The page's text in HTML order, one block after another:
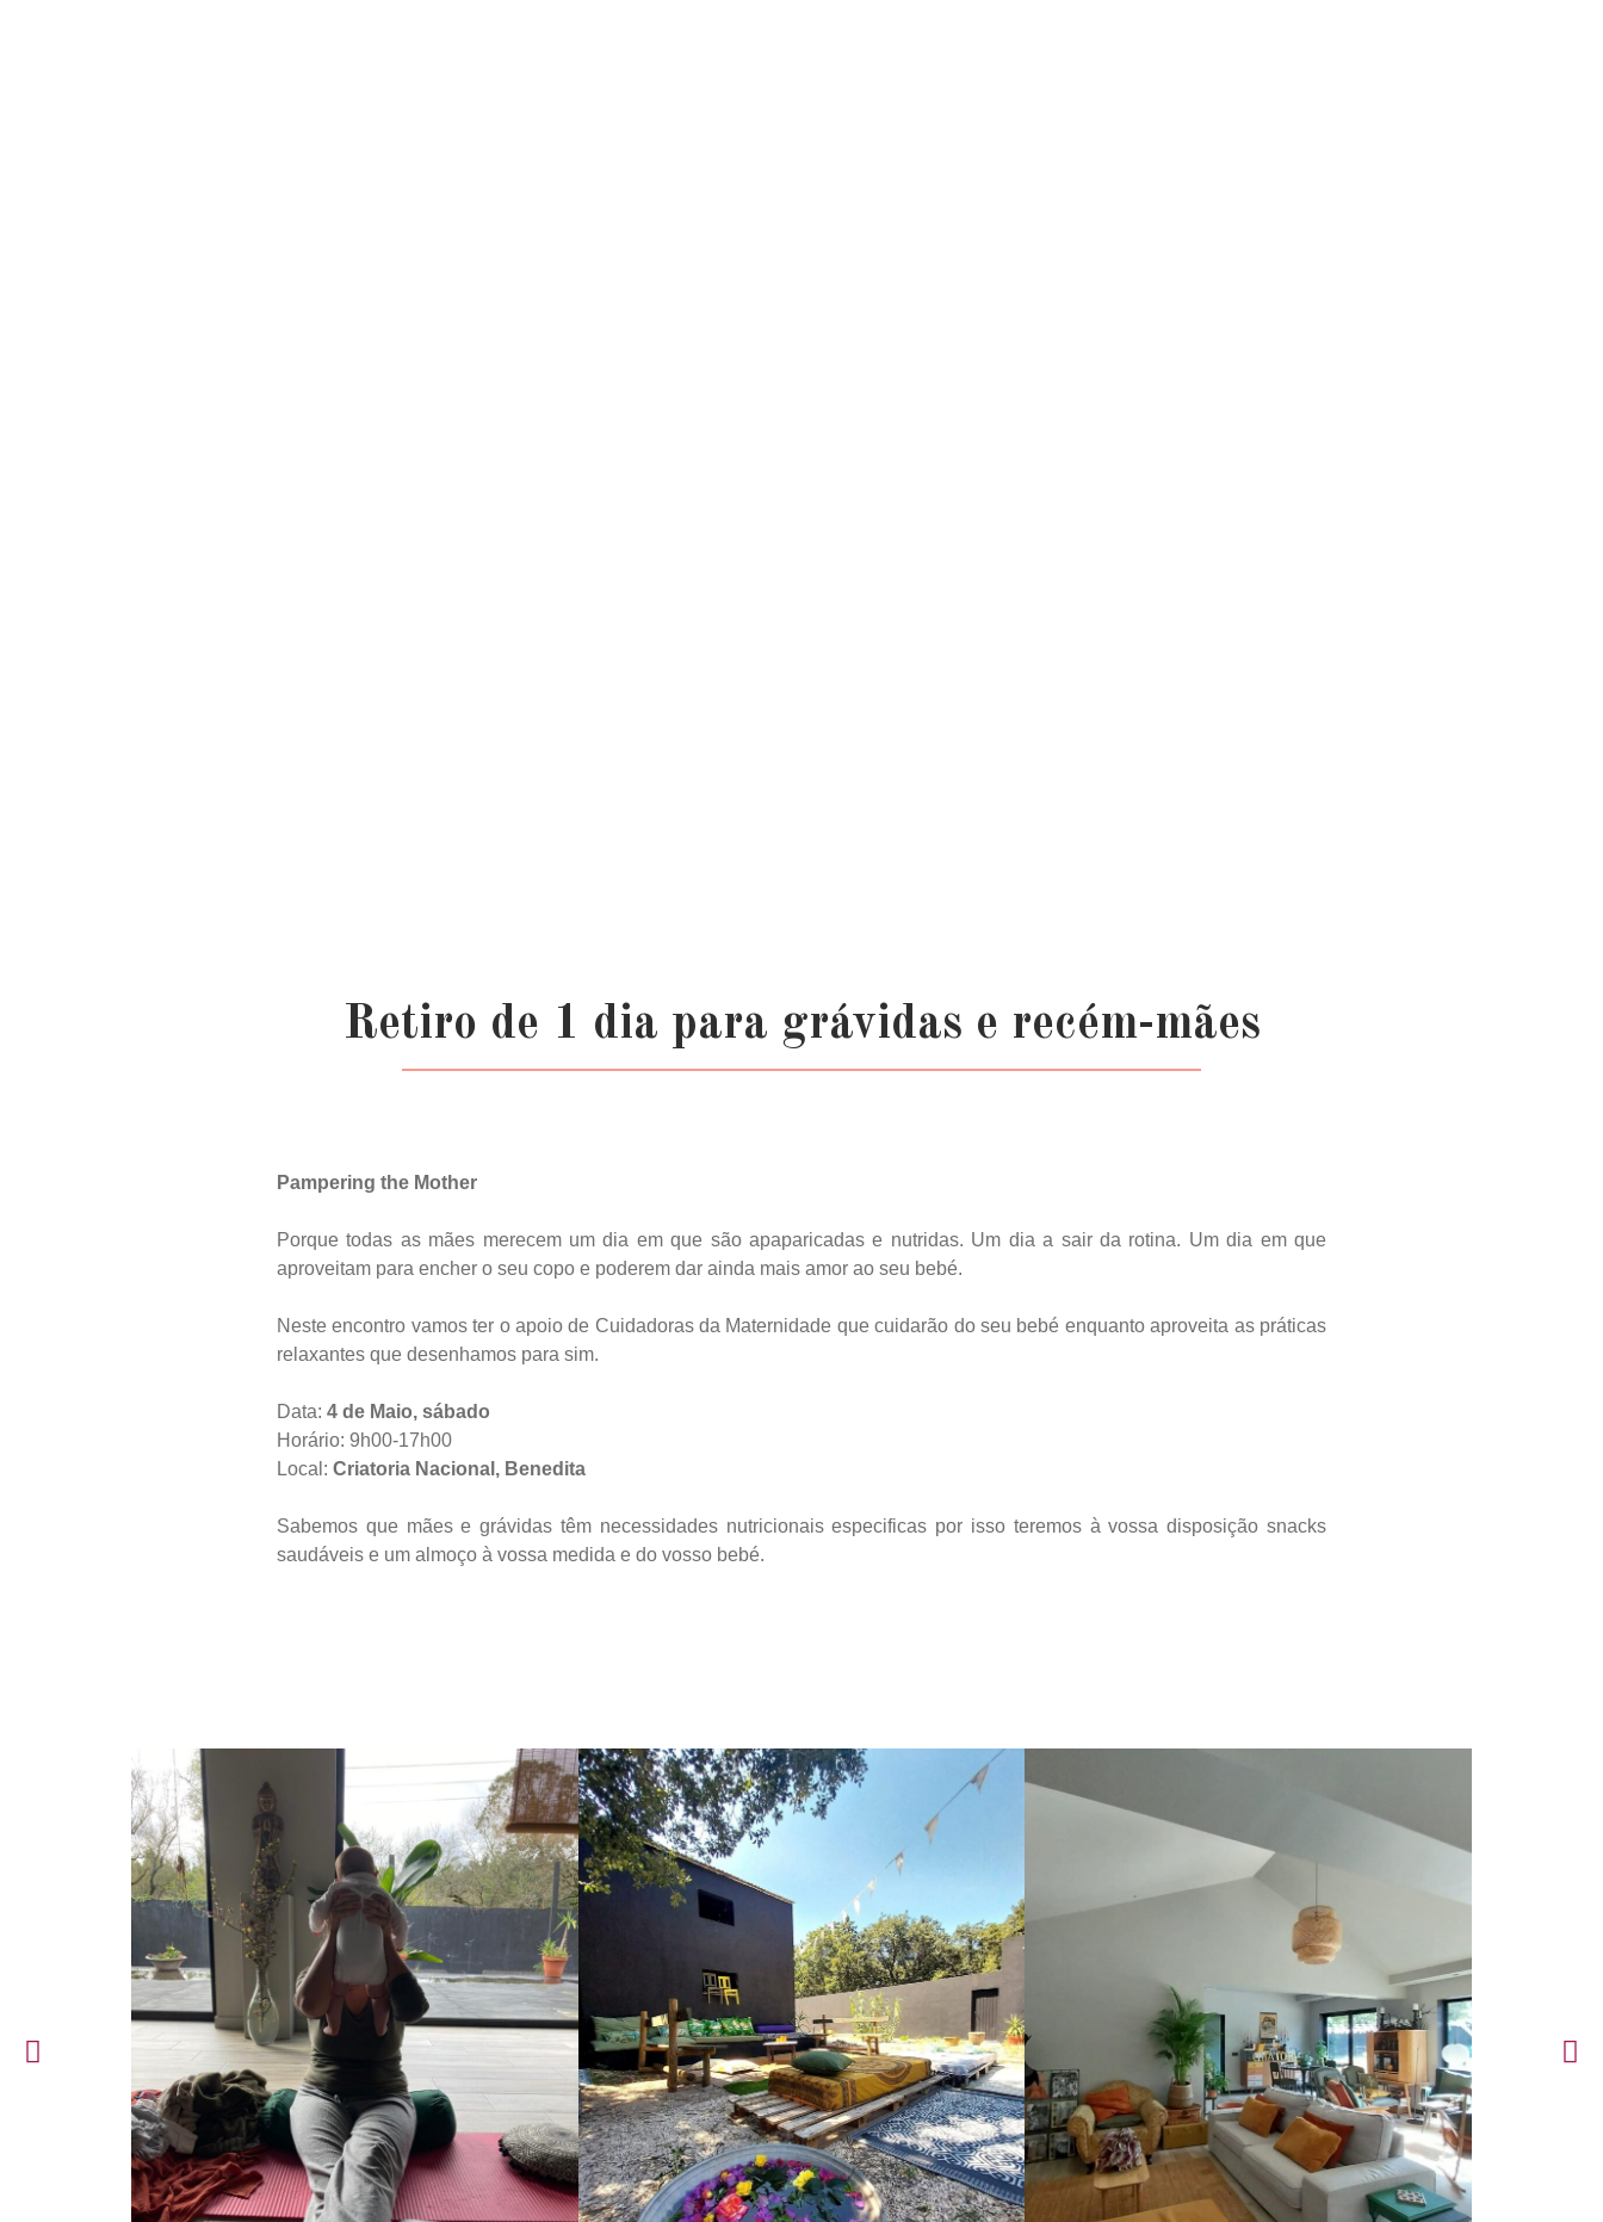
Retiro de 1 dia para grávidas e recém-mães
Pampering the Mother
Porque todas as mães merecem um dia em que são apaparicadas e nutridas. Um dia a sair da rotina. Um dia em que
aproveitam para encher o seu copo e poderem dar ainda mais amor ao seu bebé.
Neste encontro vamos ter o apoio de Cuidadoras da Maternidade que cuidarão do seu bebé enquanto aproveita as práticas
relaxantes que desenhamos para sim.
Data: 4 de Maio, sábado
Horário: 9h00-17h00
Local: Criatoria Nacional, Benedita
Sabemos que mães e grávidas têm necessidades nutricionais especificas por isso teremos à vossa disposição snacks
saudáveis e um almoço à vossa medida e do vosso bebé.